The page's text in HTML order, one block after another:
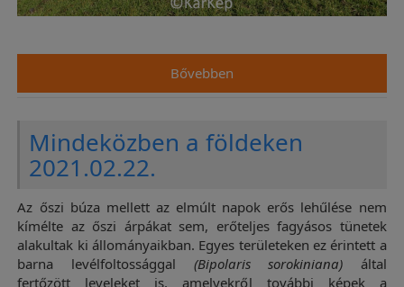
Bővebben
Mindeközben a földeken
2021.02.22.
Az őszi búza mellett az elmúlt napok erős lehűlése nem
kímélte az őszi árpákat sem, erőteljes fagyásos tünetek
alakultak ki állományaikban. Egyes területeken ez érintett a
barna levélfoltossággal (Bipolaris sorokiniana) által
fertőzött leveleket is, amelyekről további képek a